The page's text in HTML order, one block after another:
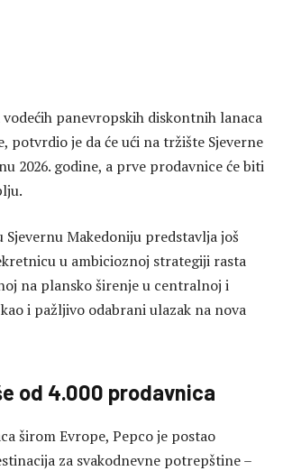
vodećih panevropskih diskontnih lanaca
potvrdio je da će ući na tržište Sjeverne
2026. godine, a prve prodavnice će biti
Sjevernu Makedoniju predstavlja još
u ambicioznoj strategiji rasta
na plansko širenje u centralnoj i
i pažljivo odabrani ulazak na nova
od 4.000 prodavnica
širom Evrope, Pepco je postao
za svakodnevne potrepštine –